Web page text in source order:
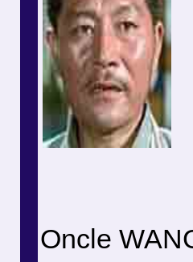
Oncle